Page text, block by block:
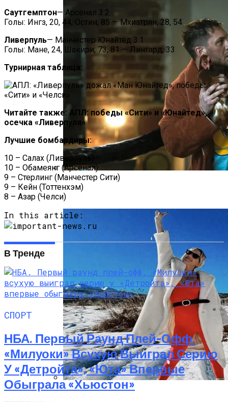
«Веном 3» Получил Зловещее
Название И Ускоренную Премьеру
Саутгемптон— Арсенал 3:2
Голы: Ингз, 20, 44, Остин, 85 — Мхиатрян, 28, 54
Ливерпуль— Манчестер Юнайтед 3:1
Голы: Мане, 24, Шакири, 73, 81 — Лингард, 33
Турнирная таблица:
Читайте также: АПЛ: победы «Сити» и «Юнайтед»,
осечка «Ливерпуля»
Лучшие бомбардиры:
10 – Салах (Ливерпуль)
10 – Обамеянг (Арсенал)
9 – Стерлинг (Манчестер Сити)
9 – Кейн (Тоттенхэм)
8 – Азар (Челси)
In this article:
В Тренде
СПОРТ
НБА. Первый Раунд Плей-Офф.
«Милуоки» Всухую Выиграл Серию
У «Детройта», «Юта» Впервые
Обыграла «Хьюстон»